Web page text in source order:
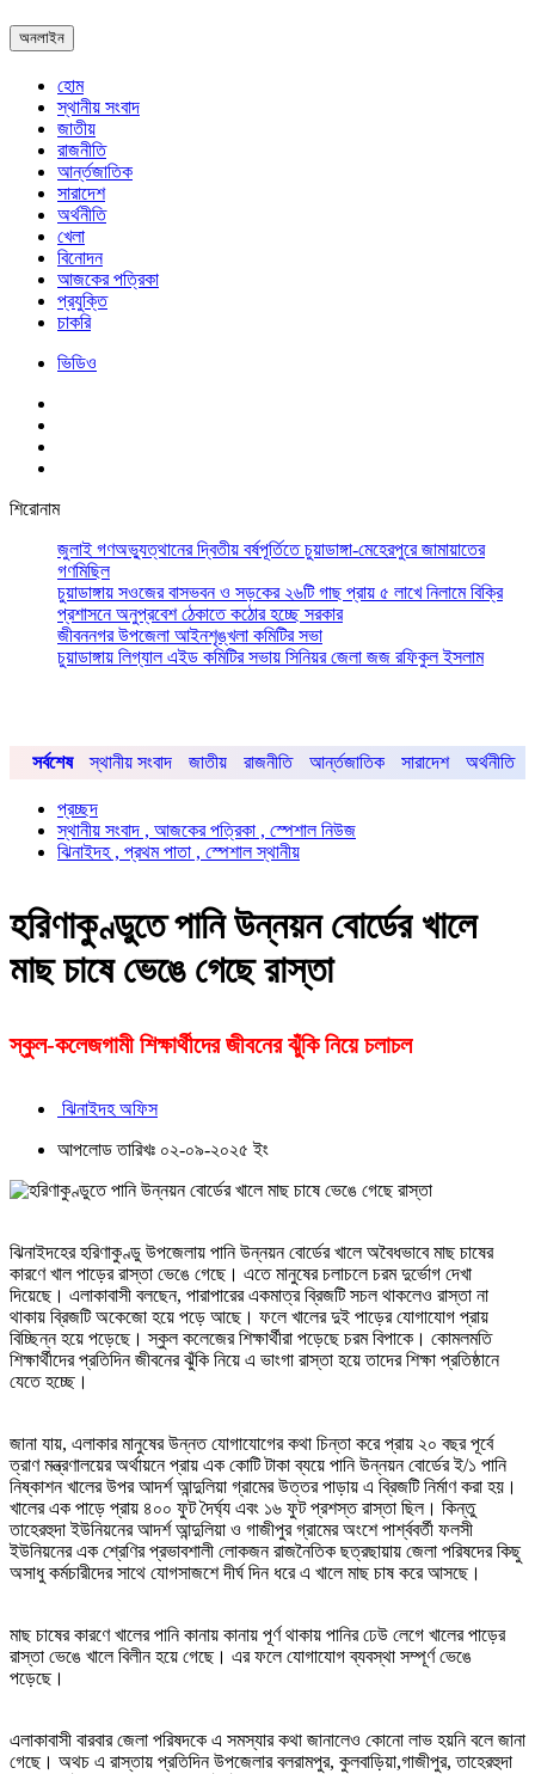
অনলাইন
হোম
স্থানীয় সংবাদ
জাতীয়
রাজনীতি
আর্ন্তজাতিক
সারাদেশ
অর্থনীতি
খেলা
বিনোদন
আজকের পত্রিকা
প্রযুক্তি
চাকরি
ভিডিও
শিরোনাম
জুলাই গণঅভ্যুত্থানের দ্বিতীয় বর্ষপূর্তিতে চুয়াডাঙ্গা-মেহেরপুরে জামায়াতের
গণমিছিল
চুয়াডাঙ্গায় সওজের বাসভবন ও সড়কের ২৬টি গাছ প্রায় ৫ লাখে নিলামে বিক্রি
প্রশাসনে অনুপ্রবেশ ঠেকাতে কঠোর হচ্ছে সরকার
জীবননগর উপজেলা আইনশৃঙ্খলা কমিটির সভা
চুয়াডাঙ্গায় লিগ্যাল এইড কমিটির সভায় সিনিয়র জেলা জজ রফিকুল ইসলাম
সর্বশেষ স্থানীয় সংবাদ জাতীয় রাজনীতি আর্ন্তজাতিক সারাদেশ অর্থনীতি
প্রচ্ছদ
স্থানীয় সংবাদ , আজকের পত্রিকা , স্পেশাল নিউজ
ঝিনাইদহ , প্রথম পাতা , স্পেশাল স্থানীয়
হরিণাকুণ্ডুতে পানি উন্নয়ন বোর্ডের খালে
মাছ চাষে ভেঙে গেছে রাস্তা
স্কুল-কলেজগামী শিক্ষার্থীদের জীবনের ঝুঁকি নিয়ে চলাচল
ঝিনাইদহ অফিস
আপলোড তারিখঃ ০২-০৯-২০২৫ ইং
ঝিনাইদহের হরিণাকুণ্ডু উপজেলায় পানি উন্নয়ন বোর্ডের খালে অবৈধভাবে মাছ চাষের
কারণে খাল পাড়ের রাস্তা ভেঙে গেছে। এতে মানুষের চলাচলে চরম দুর্ভোগ দেখা
দিয়েছে। এলাকাবাসী বলছেন, পারাপারের একমাত্র ব্রিজটি সচল থাকলেও রাস্তা না
থাকায় ব্রিজটি অকেজো হয়ে পড়ে আছে। ফলে খালের দুই পাড়ের যোগাযোগ প্রায়
বিচ্ছিন্ন হয়ে পড়েছে। স্কুল কলেজের শিক্ষার্থীরা পড়েছে চরম বিপাকে। কোমলমতি
শিক্ষার্থীদের প্রতিদিন জীবনের ঝুঁকি নিয়ে এ ভাংগা রাস্তা হয়ে তাদের শিক্ষা প্রতিষ্ঠানে
যেতে হচ্ছে।
জানা যায়, এলাকার মানুষের উন্নত যোগাযোগের কথা চিন্তা করে প্রায় ২০ বছর পূর্বে
ত্রাণ মন্ত্রণালয়ের অর্থায়নে প্রায় এক কোটি টাকা ব্যয়ে পানি উন্নয়ন বোর্ডের ই/১ পানি
নিষ্কাশন খালের উপর আদর্শ আন্দুলিয়া গ্রামের উত্তর পাড়ায় এ ব্রিজটি নির্মাণ করা হয়।
খালের এক পাড়ে প্রায় ৪০০ ফুট দৈর্ঘ্য এবং ১৬ ফুট প্রশস্ত রাস্তা ছিল। কিন্তু
তাহেরহুদা ইউনিয়নের আদর্শ আন্দুলিয়া ও গাজীপুর গ্রামের অংশে পার্শ্ববর্তী ফলসী
ইউনিয়নের এক শ্রেণির প্রভাবশালী লোকজন রাজনৈতিক ছত্রছায়ায় জেলা পরিষদের কিছু
অসাধু কর্মচারীদের সাথে যোগসাজশে দীর্ঘ দিন ধরে এ খালে মাছ চাষ করে আসছে।
মাছ চাষের কারণে খালের পানি কানায় কানায় পূর্ণ থাকায় পানির ঢেউ লেগে খালের পাড়ের
রাস্তা ভেঙে খালে বিলীন হয়ে গেছে। এর ফলে যোগাযোগ ব্যবস্থা সম্পূর্ণ ভেঙে
পড়েছে।
এলাকাবাসী বারবার জেলা পরিষদকে এ সমস্যার কথা জানালেও কোনো লাভ হয়নি বলে জানা
গেছে। অথচ এ রাস্তায় প্রতিদিন উপজেলার বলরামপুর, কুলবাড়িয়া,গাজীপুর, তাহেরহুদা